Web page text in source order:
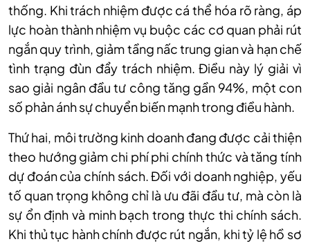
thống. Khi trách nhiệm được cá thể hóa rõ ràng, áp
lực hoàn thành nhiệm vụ buộc các cơ quan phải rút
ngắn quy trình, giảm tầng nấc trung gian và hạn chế
tình trạng đùn đẩy trách nhiệm. Điều này lý giải vì
sao giải ngân đầu tư công tăng gần 94%, một con
số phản ánh sự chuyển biến mạnh trong điều hành.
Thứ hai, môi trường kinh doanh đang được cải thiện
theo hướng giảm chi phí phi chính thức và tăng tính
dự đoán của chính sách. Đối với doanh nghiệp, yếu
tố quan trọng không chỉ là ưu đãi đầu tư, mà còn là
sự ổn định và minh bạch trong thực thi chính sách.
Khi thủ tục hành chính được rút ngắn, khi tỷ lệ hồ sơ